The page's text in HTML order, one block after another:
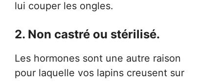
lui couper les ongles.
2. Non castré ou stérilisé.
Les hormones sont une autre raison
pour laquelle vos lapins creusent sur